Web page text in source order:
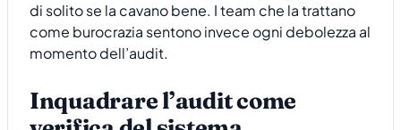
di solito se la cavano bene. I team che la trattano
come burocrazia sentono invece ogni debolezza al
momento dell’audit.
Inquadrare l’audit come